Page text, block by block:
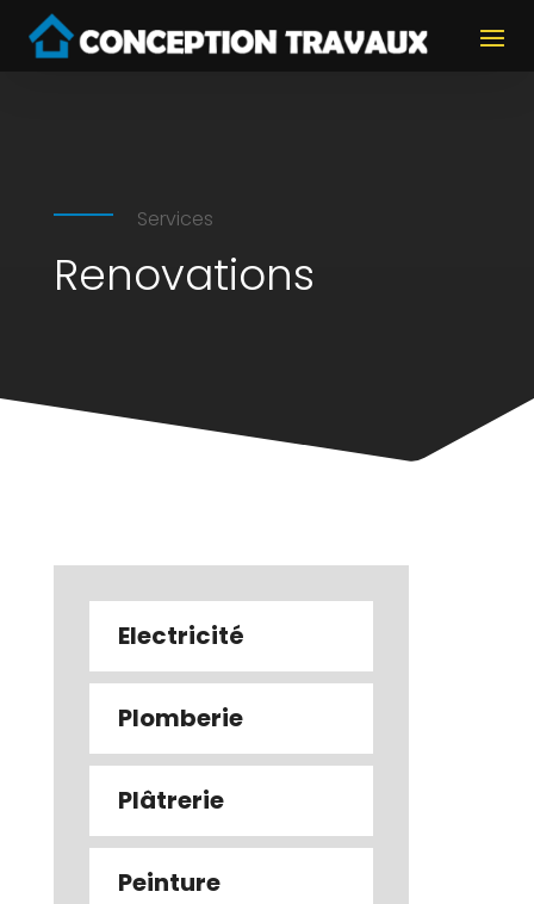
Services
Renovations
Electricité
Plomberie
Plâtrerie
Peinture